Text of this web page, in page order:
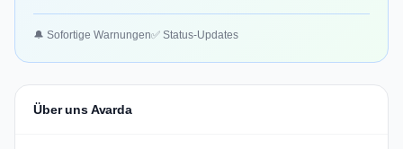
🔔 Sofortige Warnungen✅ Status-Updates
Über uns Avarda